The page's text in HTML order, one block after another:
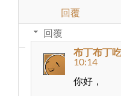
回覆
回覆
布丁布丁
10:14
你好，